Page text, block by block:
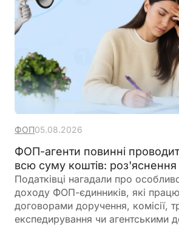
ФОП05.08.2026
ФОП-агенти повинні
всю суму коштів:
Податківці нагадали про
доходу ФОП-єдинників, які
договорами доручення, комісії,
експедирування чи агентськими